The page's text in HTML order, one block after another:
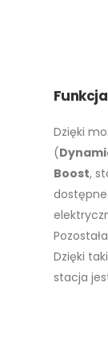
Dzięki
(
Boost,
Dzięki
stacja